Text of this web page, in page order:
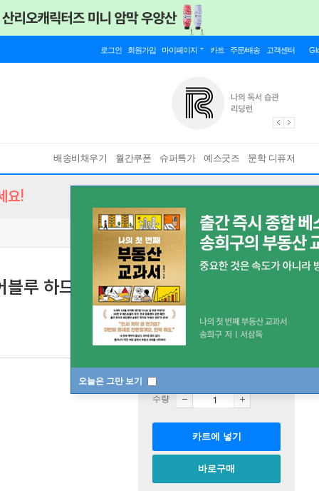
로그인 회원가입 마이페이지 카트 주문/배송 고객센터
배송비채우기 월간쿠폰 슈퍼특가 예스굿즈 문학 디퓨저
오늘은 그만 보기
요!
루 하드 L
판매중
수량
카트에 넣기
바로구매